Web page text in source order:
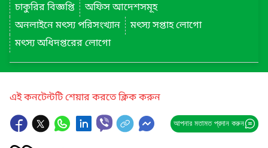
চাকুরির বিজ্ঞপ্তি
অফিস আদেশসমূহ
অনলাইনে মৎস্য পরিসংখ্যান
মৎস্য সপ্তাহ লোগো
মৎস্য অধিদপ্তরের লোগো
এই কনটেন্টটি শেয়ার করতে ক্লিক করুন
আপনার মতামত প্রদান করুন